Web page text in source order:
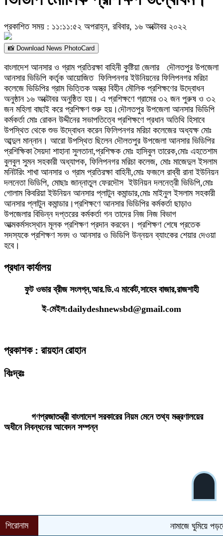
শিরোনাম নামাজে ঘুমিয়ে পড়লে
প্রকাশিত সময় : ১১:১১:৫২ অপরাহ্ন, রবিবার, ১৬ অক্টোবর ২০২২
📸 Download News PhotoCard
বাংলাদেশ আনসার ও গ্রাম প্রতিরক্ষা বাহিনী কুষ্টিয়া জেলার দৌলতপুর উপজেলা
আনসার ভিডিপি কর্তৃক আয়োজিত ফিলিপনগর ইউনিয়নের ফিলিপনগর মরিচা
কলেজে ভিডিপির গ্রাম ভিত্তিক অস্ত্র বিহীন মৌলিক প্রশিক্ষণের উদ্বোধন
অনুষ্ঠান ১৬ অক্টোবর অনুষ্ঠিত হয়। এ প্রশিক্ষণে গ্রামের ৩২ জন পুরুষ ও ৩২
জন মহিলা বাছাই করে প্রশিক্ষণ শুরু হয়।দৌলতপুর উপজেলা আনসার ভিডিপি
কর্মকর্তা মোঃ রোকন উদ্দীনের সভাপতিত্বে প্রশিক্ষণে প্রধান অতিথি হিসাবে
উপস্থিত থেকে শুভ উদ্বোধন করেন ফিলিপনগর মরিচা কলেজের অধ্যক্ষ মোঃ
আব্দুল মান্নান। আরো উপস্থিত ছিলেন দৌলতপুর উপজেলা আনসার ভিডিপির
প্রশিক্ষিকা সৈয়দা শাহানা সুলতানা,প্রশিক্ষক মোঃ হাসিবুল তারেক,মোঃ এহতেশাম
বুলবুল সুমন সহকারী অধ্যাপক, ফিলিপনগর মরিচা কলেজ, মোঃ মাজেদুল ইসলাম
মনিটরিং শাখা আনসার ও গ্রাম প্রতিরক্ষা বাহিনী,মোঃ ফজলে রাব্বী রানা ইউনিয়ন
দলনেতা ভিডিপি, মোছাঃ জান্নাতুল ফেরদৌস ইউনিয়ন দলনেত্রী ভিডিপি,মোঃ
গোলাম কিবরিয়া ইউনিয়ন আনসার প্লাটুন কমান্ডার,মোঃ মাইনুল ইসলাম সহকারী
আনসার প্লাটুন কমান্ডার।প্রশিক্ষণে আনসার ভিডিপির কর্মকর্তা ছাড়াও
উপজেলার বিভিন্ন দপ্তরের কর্মকর্তা গন তাদের নিজ নিজ বিভাগ
আত্মকর্মসংস্থান মূলক প্রশিক্ষণ প্রদান করবেন। প্রশিক্ষণ শেষে প্রতেক
সদস্যকে প্রশিক্ষণ সনদ ও আনসার ও ভিডিপি উন্নয়ন ব্যাংকের শেয়ার দেওয়া
হবে।
প্রধান কার্যালয়
ফুট ওভার ব্রীজ সংলগ্ন,আর.ডি.এ মার্কেট,সাহেব বাজার,রাজশাহী
ই-মেইল:dailydeshnewsbd@gmail.com
প্রকাশক : রায়হান রোহান
বিঃদ্রঃ
গণপ্রজাতন্ত্রী বাংলাদেশ সরকারের নিয়ম মেনে তথ্য মন্ত্রণালয়ের
অধীনে নিবন্ধনের আবেদন সম্পন্ন